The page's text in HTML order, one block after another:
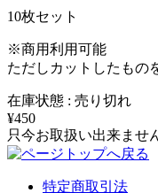
10枚セット
※商用利用可能
ただしカットしたもの
在庫状態 : 売り切れ
¥450
只今お取扱い出来ませ
特定商取引法